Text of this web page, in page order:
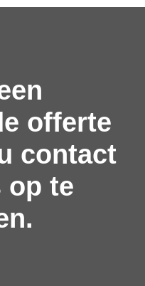
offerte
contact
op te